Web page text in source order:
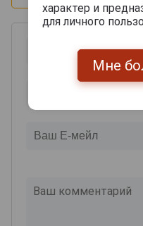
характер и
для личного
Мне